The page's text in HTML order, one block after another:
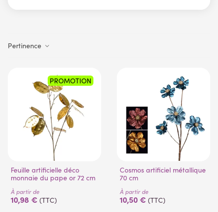
Pertinence
PROMOTION
Feuille artificielle déco
monnaie du pape or 72 cm
À partir de
10,98 € (TTC)
Cosmos artificiel métallique
70 cm
À partir de
10,50 € (TTC)